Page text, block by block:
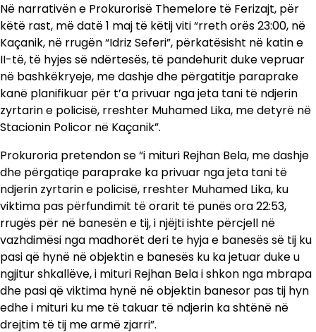
Në narrativën e Prokurorisë Themelore të Ferizajt, për
këtë rast, më datë 1 maj të këtij viti “rreth orës 23:00, në
Kaçanik, në rrugën “Idriz Seferi”, përkatësisht në katin e
II-të, të hyjes së ndërtesës, të pandehurit duke vepruar
në bashkëkryeje, me dashje dhe përgatitje paraprake
kanë planifikuar për t’a privuar nga jeta tani të ndjerin
zyrtarin e policisë, rreshter Muhamed Lika, me detyrë në
Stacionin Policor në Kaçanik”.
Prokuroria pretendon se “i mituri Rejhan Bela, me dashje
dhe përgatiqe paraprake ka privuar nga jeta tani të
ndjerin zyrtarin e policisë, rreshter Muhamed Lika, ku
viktima pas përfundimit të orarit të punës ora 22:53,
rrugës për në banesën e tij, i njëjti ishte përcjell në
vazhdimësi nga madhorët deri te hyja e banesës së tij ku
pasi që hynë në objektin e banesës ku ka jetuar duke u
ngjitur shkallëve, i mituri Rejhan Bela i shkon nga mbrapa
dhe pasi që viktima hynë në objektin banesor pas tij hyn
edhe i mituri ku me të takuar të ndjerin ka shtënë në
drejtim të tij me armë zjarri”.